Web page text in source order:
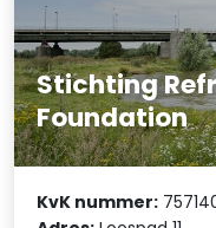
Stichting
Foundation
KvK nummer: